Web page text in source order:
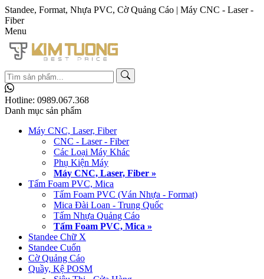
Standee, Format, Nhựa PVC, Cờ Quảng Cáo | Máy CNC - Laser -
Fiber
Menu
Hotline: 0989.067.368
Danh mục sản phẩm
Máy CNC, Laser, Fiber
CNC - Laser - Fiber
Các Loại Máy Khác
Phụ Kiện Máy
Máy CNC, Laser, Fiber »
Tấm Foam PVC, Mica
Tấm Foam PVC (Ván Nhựa - Format)
Mica Đài Loan - Trung Quốc
Tấm Nhựa Quảng Cáo
Tấm Foam PVC, Mica »
Standee Chữ X
Standee Cuốn
Cờ Quảng Cáo
Quầy, Kệ POSM